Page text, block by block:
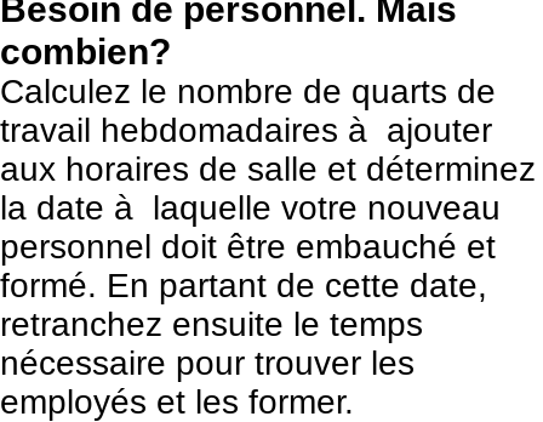
Besoin de personnel. Mais
combien?
Calculez le nombre de quarts de
travail hebdomadaires à ajouter
aux horaires de salle et déterminez
la date à laquelle votre nouveau
personnel doit être embauché et
formé. En partant de cette date,
retranchez ensuite le temps
nécessaire pour trouver les
employés et les former.